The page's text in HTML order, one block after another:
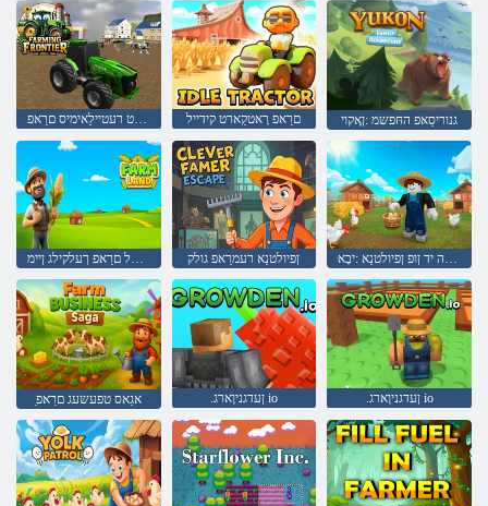
םרַאפ רָאטקַארט קידייל גנוריסַאּפ החּפשמ :ןָאקוי
רעטיילַאימיס דנַאל םרַאפ ךעלקילג ןיימ ןפיולטנַא רעמרַאפ גולק ּפָאָאק לדניה יד ןופ ןפיולטנַא :יבָא
ַאגַאס טפעשעג םרַאפ .ןעדגניוָארג io .ןעדגניוָארג io